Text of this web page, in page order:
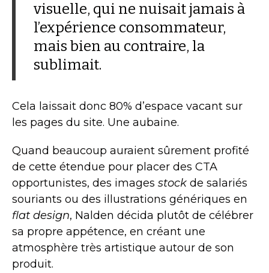
visuelle, qui ne nuisait jamais à
l’expérience consommateur,
mais bien au contraire, la
sublimait.
Cela laissait donc 80% d’espace vacant sur
les pages du site. Une aubaine.
Quand beaucoup auraient sûrement profité
de cette étendue pour placer des CTA
opportunistes, des images stock de salariés
souriants ou des illustrations génériques en
flat design, Nalden décida plutôt de célébrer
sa propre appétence, en créant une
atmosphère très artistique autour de son
produit.